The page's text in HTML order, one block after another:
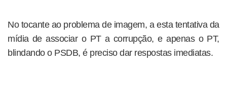
No tocante ao problema de imagem, a esta tentativa da
mídia de associar o PT a corrupção, e apenas o PT,
blindando o PSDB, é preciso dar respostas imediatas.